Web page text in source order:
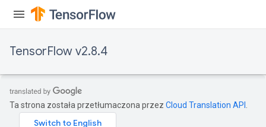
TensorFlow v2.8.4
Ta strona została przetłumaczona przez Cloud Translation API